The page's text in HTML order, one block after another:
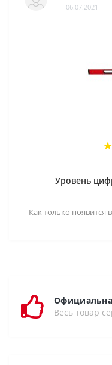
06.07.2021
Уровень
Как только появится
Весь товар